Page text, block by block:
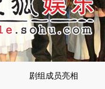
剧组成员亮相